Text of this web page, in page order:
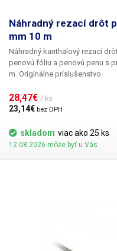
Náhradný rezací drôt
mm 10 m
Náhradný kanthalový rezací
penovú fóliu a penovú penu s
m. Originálne príslušenstvo.
28,47€ / ks
23,14€ bez DPH
skladom viac ako 25 ks
12.08.2026 môže byť u Vás